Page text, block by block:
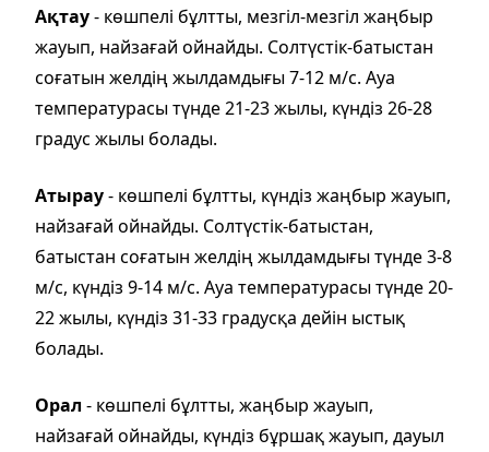
Ақтау- көшпелі бұлтты, мезгіл-мезгіл жаңбыр
жауып, найзағай ойнайды. Солтүстік-батыстан
соғатын желдің жылдамдығы 7-12 м/с. Ауа
температурасы түнде 21-23 жылы, күндіз 26-28
градус жылы болады.
Атырау- көшпелі бұлтты, күндіз жаңбыр жауып,
найзағай ойнайды. Солтүстік-батыстан,
батыстан соғатын желдің жылдамдығы түнде 3-8
м/с, күндіз 9-14 м/с. Ауа температурасы түнде 20-
22 жылы, күндіз 31-33 градусқа дейін ыстық
болады.
Орал - көшпелі бұлтты, жаңбыр жауып,
найзағай ойнайды, күндіз бұршақ жауып, дауыл